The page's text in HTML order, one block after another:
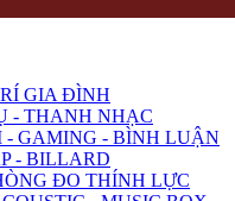
GIA ĐÌNH
- THANH NHẠC
- GAMING - BÌNH LUẬN
- BILLARD
ĐO THÍNH LỰC